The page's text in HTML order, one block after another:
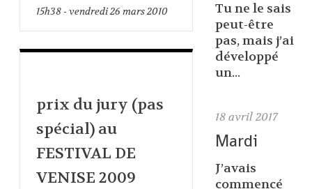
15h38- vendredi 26mars 2010
prix du jury (pas
spécial) au
FESTIVAL DE
VENISE 2009
Tu ne le sais
peut-être
pas, mais j’ai
développé
un...
18 avril 2017
Mardi
J’avais
commencé